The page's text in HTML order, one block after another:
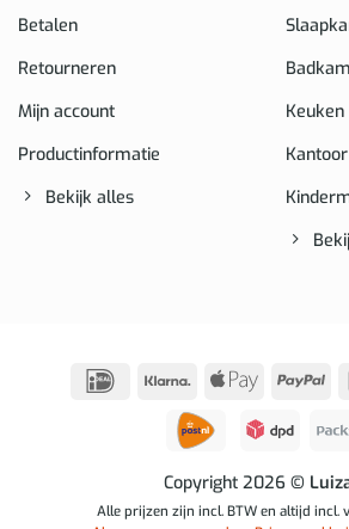
Betalen
Retourneren
Mijn account
Productinformatie
Bekijk alles
Keuken
Kantoor
IDeal Klarna
Apple
Copyright 2026 ©
Alle prijzen zijn incl. BTW en altijd incl.